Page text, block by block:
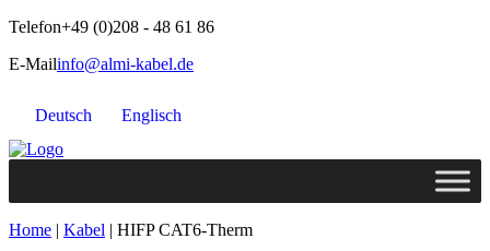
Telefon+49 (0)208 - 48 61 86
E-Mailinfo@almi-kabel.de
Deutsch Englisch
Home | Kabel | HIFP CAT6-Therm